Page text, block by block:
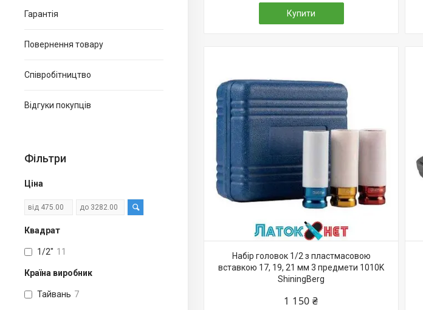
Гарантія
Повернення товару
Співробітництво
Відгуки покупців
Фільтри
Ціна
Квадрат
1/2" 11
Країна виробник
Тайвань 7
Купити
Набір головок 1/2 з пластмасовою
вставкою 17, 19, 21 мм 3 предмети 1010K
ShiningBerg
1 150 ₴